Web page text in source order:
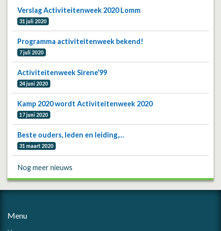
Verslag Activiteitenweek 2020 Lomm
31 juli 2020
Programma activiteitenweek bekend!
7 juli 2020
Activiteitenweek Sirene’99
24 juni 2020
Kamp 2020 wordt Activiteitenweek 2020
17 juni 2020
Beste ouders, leden en leiding,…
31 maart 2020
Nog meer nieuws
Menu